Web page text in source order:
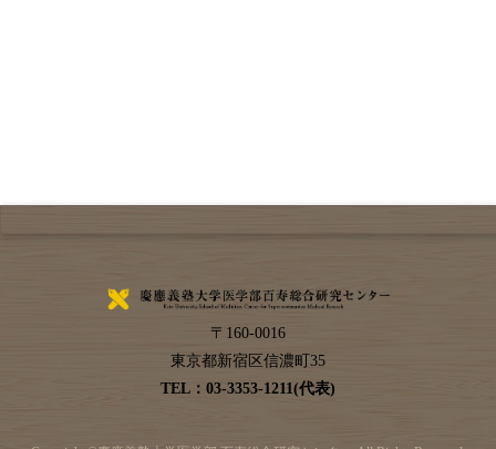
〒 160-0016
東京都新宿区信濃町35
TEL： 03-3353-1211(代表)